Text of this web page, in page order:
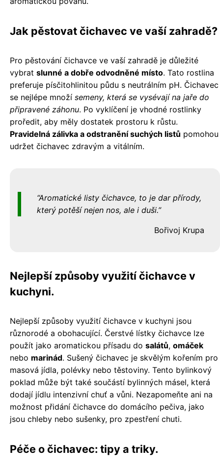
Jak pěstovat čichavec ve vaší zahradě?
Pro pěstování čichavce ve vaší zahradě je důležité
vybrat slunné a dobře odvodněné místo. Tato rostlina
preferuje písčitohlinitou půdu s neutrálním pH. Čichavec
se nejlépe množí semeny, která se vysévají na jaře do
připravené záhonu. Po vyklíčení je vhodné rostlinky
proředit, aby měly dostatek prostoru k růstu.
Pravidelná zálivka a odstranění suchých listů pomohou
udržet čichavec zdravým a vitálním.
Aromatické listy čichavce, to je dar přírody,
který potěší nejen nos, ale i duši.
Bořivoj Krupa
Nejlepší způsoby využití čichavce v
kuchyni.
Nejlepší způsoby využití čichavce v kuchyni jsou
různorodé a obohacující. Čerstvé lístky čichavce lze
použít jako aromatickou přísadu do salátů, omáček
nebo marinád. Sušený čichavec je skvělým kořením pro
masová jídla, polévky nebo těstoviny. Tento bylinkový
poklad může být také součástí bylinných másel, která
dodají jídlu intenzivní chuť a vůni. Nezapomeňte ani na
možnost přidání čichavce do domácího pečiva, jako
jsou chleby nebo sušenky, pro zpestření chuti.
Péče o čichavec: tipy a triky.